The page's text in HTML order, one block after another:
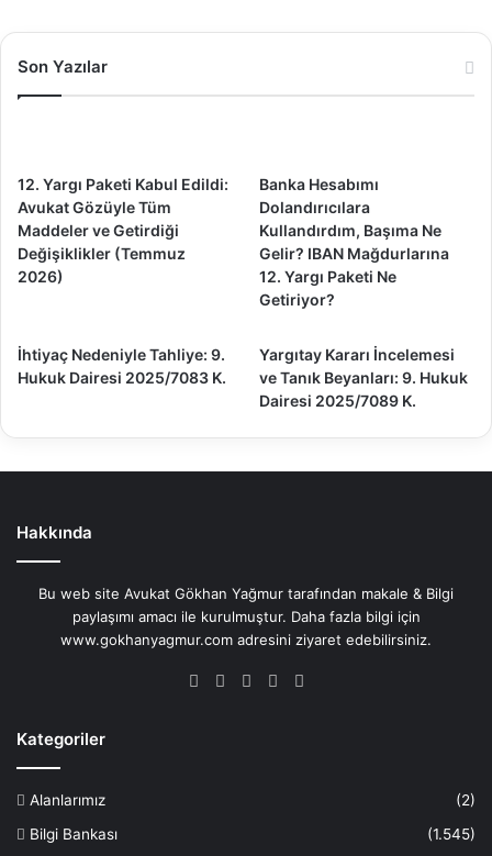
Son Yazılar
12. Yargı Paketi Kabul Edildi:
Avukat Gözüyle Tüm
Maddeler ve Getirdiği
Değişiklikler (Temmuz
2026)
Banka Hesabımı
Dolandırıcılara
Kullandırdım, Başıma Ne
Gelir? IBAN Mağdurlarına
12. Yargı Paketi Ne
Getiriyor?
İhtiyaç Nedeniyle Tahliye: 9.
Hukuk Dairesi 2025/7083 K.
Yargıtay Kararı İncelemesi
ve Tanık Beyanları: 9. Hukuk
Dairesi 2025/7089 K.
Hakkında
Bu web site Avukat Gökhan Yağmur tarafından makale & Bilgi
paylaşımı amacı ile kurulmuştur. Daha fazla bilgi için
www.gokhanyagmur.com adresini ziyaret edebilirsiniz.
Facebook
X YouTubeInstagram
Kategoriler
Alanlarımız
(2)
Bilgi Bankası
(1.545)